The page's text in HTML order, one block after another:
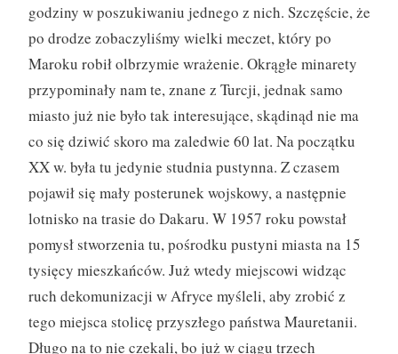
godziny w poszukiwaniu jednego z nich. Szczęście, że
po drodze zobaczyliśmy wielki meczet, który po
Maroku robił olbrzymie wrażenie. Okrągłe minarety
przypominały nam te, znane z Turcji, jednak samo
miasto już nie było tak interesujące, skądinąd nie ma
co się dziwić skoro ma zaledwie 60 lat. Na początku
XX w. była tu jedynie studnia pustynna. Z czasem
pojawił się mały posterunek wojskowy, a następnie
lotnisko na trasie do Dakaru. W 1957 roku powstał
pomysł stworzenia tu, pośrodku pustyni miasta na 15
tysięcy mieszkańców. Już wtedy miejscowi widząc
ruch dekomunizacji w Afryce myśleli, aby zrobić z
tego miejsca stolicę przyszłego państwa Mauretanii.
Długo na to nie czekali, bo już w ciągu trzech